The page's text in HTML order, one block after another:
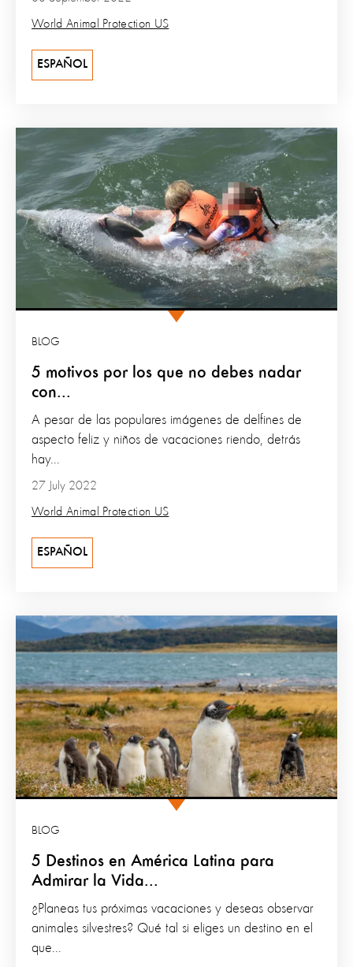
World Animal Protection US
ESPAÑOL
5 motivos por los que no debes nadar
con...
BLOG
27 July 2022
World Animal Protection US
A pesar de las populares imágenes de delfines de
aspecto feliz y niños de vacaciones riendo, detrás
hay...
ESPAÑOL
5 Destinos en América Latina para
Admirar la Vida...
BLOG
¿Planeas tus próximas vacaciones y deseas observar
animales silvestres? Qué tal si eliges un destino en el
que...